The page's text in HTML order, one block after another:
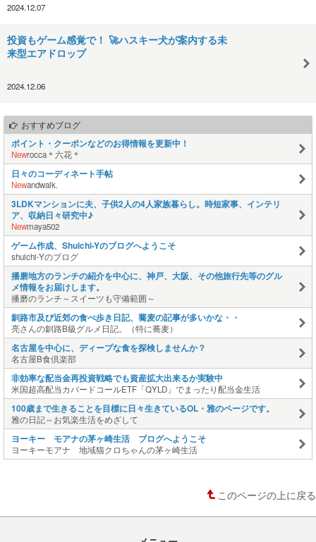
2024.12.07
投資もゲーム感覚で！ 🚀ハスキー犬が案内する未
来型エアドロップ
2024.12.06
おすすめブログ
ポイント・クーポンなどのお得情報を更新中！
Newrocca＊六花＊
日々のコーディネート手帖
Newandwalk.
3LDKマンションに夫、子供2人の4人家族暮らし。時短家事、インテリ
ア、収納日々研究中♪
Newmaya502
ゲーム作成、Shuichi-Yのブログへようこそ
shuichi-Yのブログ
播磨地方のランチの紹介を中心に、神戸、大阪、その他旅行先等のグル
メ情報をお届けします。
播磨のランチ～スイーツも守備範囲～
釧路市及び近郊の食べ歩き日記、蕎麦の記事が多いかな・・
亮さんの釧路B級グルメ日記。（特に蕎麦）
名古屋を中心に、ディープな食を探検しませんか？
名古屋B食倶楽部
非効率な配当金再投資戦略でも資産拡大出来るか実験中
米国超高配当カバードコールETF「QYLD」でまったり配当金生活
100歳まで生きることを目標に日々生きているOL・雅のページです。
雅の日記～お気楽生活をめざして
ヨーキー モアナの茅ヶ崎生活 ブログへようこそ
ヨーキーモアナ 地域猫クロちゃんの茅ヶ崎生活
このページの上に戻る